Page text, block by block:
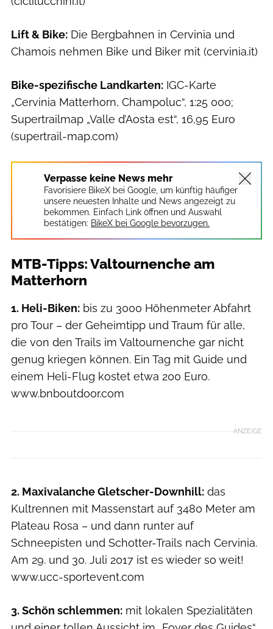
Lift & Bike: Die Bergbahnen in Cervinia und
Chamois nehmen Bike und Biker mit (cervinia.it)
Bike-spezifische Landkarten: IGC-Karte
„Cervinia Matterhorn, Champoluc“, 1:25 000;
Supertrailmap „Valle d’Aosta est“, 16,95 Euro
(supertrail-map.com)
Verpasse keine News mehr
Favorisiere BikeX bei Google, um künftig häufiger
unsere neuesten Inhalte und News angezeigt zu
bekommen. Einfach Link öffnen und Auswahl
bestätigen: BikeX bei Google bevorzugen.
MTB-Tipps: Valtournenche am
Matterhorn
1. Heli-Biken: bis zu 3000 Höhenmeter Abfahrt
pro Tour – der Geheimtipp und Traum für alle,
die von den Trails im Valtournenche gar nicht
genug kriegen können. Ein Tag mit Guide und
einem Heli-Flug kostet etwa 200 Euro.
www.bnboutdoor.com
ANZEIGE
2. Maxivalanche Gletscher-Downhill: das
Kultrennen mit Massenstart auf 3480 Meter am
Plateau Rosa – und dann runter auf
Schneepisten und Schotter-Trails nach Cervinia.
Am 29. und 30. Juli 2017 ist es wieder so weit!
www.ucc-sportevent.com
3. Schön schlemmen: mit lokalen Spezialitäten